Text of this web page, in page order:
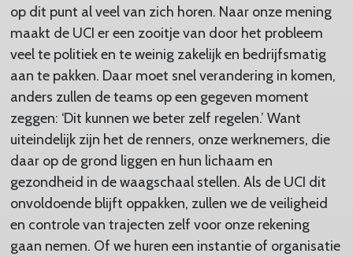
op dit punt al veel van zich horen. Naar onze mening
maakt de UCI er een zooitje van door het probleem
veel te politiek en te weinig zakelijk en bedrijfsmatig
aan te pakken. Daar moet snel verandering in komen,
anders zullen de teams op een gegeven moment
zeggen: ‘Dit kunnen we beter zelf regelen.’ Want
uiteindelijk zijn het de renners, onze werknemers, die
daar op de grond liggen en hun lichaam en
gezondheid in de waagschaal stellen. Als de UCI dit
onvoldoende blijft oppakken, zullen we de veiligheid
en controle van trajecten zelf voor onze rekening
gaan nemen. Of we huren een instantie of organisatie